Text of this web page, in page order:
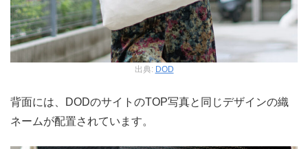
出典: DOD
背面には、DODのサイトのTOP写真と同じデザインの織
ネームが配置されています。